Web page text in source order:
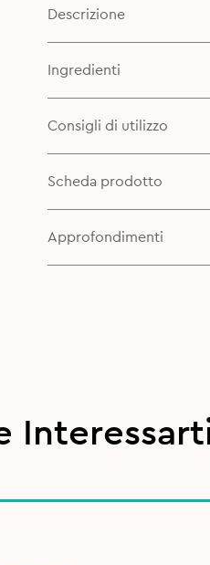
Descrizione
Ingredienti
Consigli di utilizzo
Scheda prodotto
Approfondimenti